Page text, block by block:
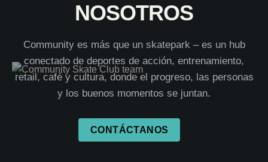
NOSOTROS
Community es más que un skatepark – es un hub
conectado de deportes de acción, entrenamiento,
retail, café y cultura, donde el progreso, las personas
y los buenos momentos se juntan.
CONTÁCTANOS